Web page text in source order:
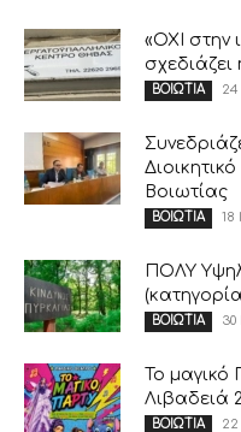
«ΟΧΙ στην
ΒΟΙΩΤΙΑ 24
Βοιωτίας
ΒΟΙΩΤΙΑ 18
ΠΟΛΥ
ΒΟΙΩΤΙΑ 30
Το
Λιβαδειά
ΒΟΙΩΤΙΑ 22